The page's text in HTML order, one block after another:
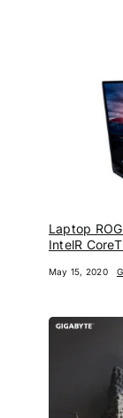
Laptop
IntelR
May 15, 2020